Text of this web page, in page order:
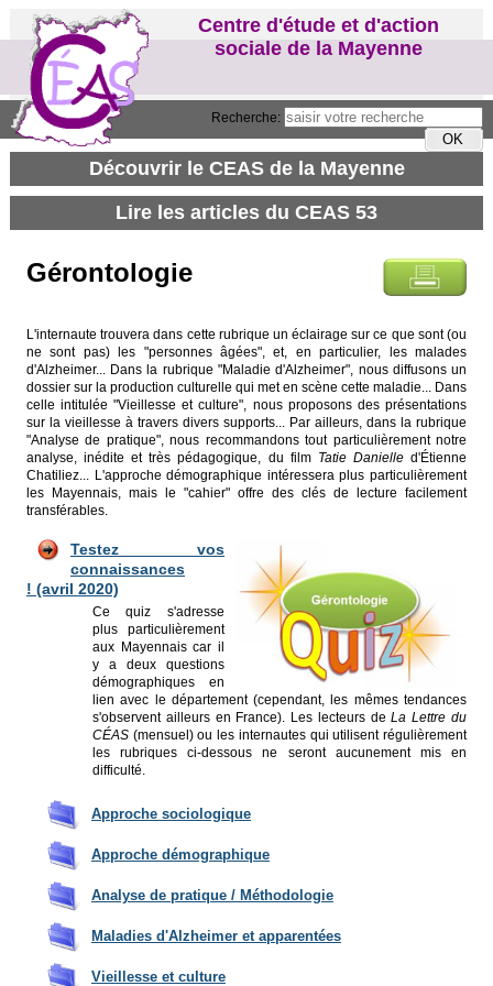
Recherche:
Centre d'étude et d'action
sociale de la Mayenne
Gérontologie
L'internaute trouvera dans cette rubrique un éclairage sur ce que sont (ou
ne sont pas) les "personnes âgées", et, en particulier, les malades
d'Alzheimer... Dans la rubrique "Maladie d'Alzheimer", nous diffusons un
dossier sur la production culturelle qui met en scène cette maladie... Dans
celle intitulée "Vieillesse et culture", nous proposons des présentations
sur la vieillesse à travers divers supports... Par ailleurs, dans la rubrique
"Analyse de pratique", nous recommandons tout particulièrement notre
analyse, inédite et très pédagogique, du film Tatie Danielled'Étienne
Chatiliez... L'approche démographique intéressera plus particulièrement
les Mayennais, mais le "cahier" offre des clés de lecture facilement
transférables.
Testez vos
connaissances
! (avril 2020)
Ce quiz s'adresse
plus particulièrement
aux Mayennais car il
y a deux questions
démographiques en
lien avec le département (cependant, les mêmes tendances
s'observent ailleurs en France). Les lecteurs deLa Lettre du
CÉAS(mensuel) ou les internautes qui utilisent régulièrement
les rubriques ci-dessous ne seront aucunement mis en
difficulté.
Approche sociologique
Approche démographique
Analyse de pratique / Méthodologie
Maladies d'Alzheimer et apparentées
Vieillesse et culture